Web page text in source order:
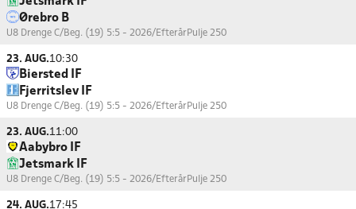
Ørebro B
U8 Drenge C/Beg. (19) 5:5 - 2026/EfterårPulje 250
23. AUG.10:30
Biersted IF
Fjerritslev IF
U8 Drenge C/Beg. (19) 5:5 - 2026/EfterårPulje 250
23. AUG.11:00
Aabybro IF
Jetsmark IF
U8 Drenge C/Beg. (19) 5:5 - 2026/EfterårPulje 250
24. AUG.17:45